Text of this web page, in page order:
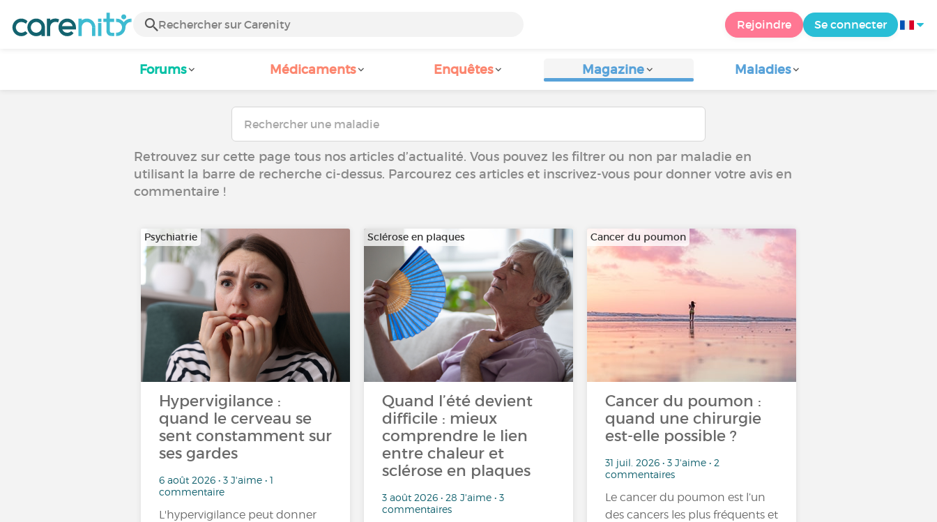
Rejoindre Se connecter
Forums Médicaments Enquêtes Magazine Maladies
Retrouvez sur cette page tous nos articles d’actualité. Vous pouvez les filtrer ou non par maladie en
utilisant la barre de recherche ci-dessus. Parcourez ces articles et inscrivez-vous pour donner votre avis en
commentaire !
Psychiatrie
Hypervigilance :
quand le cerveau se
sent constamment sur
ses gardes
6 août 2026 • 3 J'aime • 1
commentaire
L'hypervigilance peut donner
Sclérose en plaques
Quand l’été devient
difficile : mieux
comprendre le lien
entre chaleur et
sclérose en plaques
3 août 2026 • 28 J'aime • 3
commentaires
Cancer du poumon
Cancer du poumon :
quand une chirurgie
est-elle possible ?
31 juil. 2026 • 3 J'aime • 2
commentaires
Le cancer du poumon est l’un
des cancers les plus fréquents et